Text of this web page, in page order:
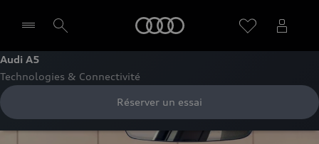
Sélectionner un Partenaire
Audi A5
Technologies & Connectivité
Réserver un essai